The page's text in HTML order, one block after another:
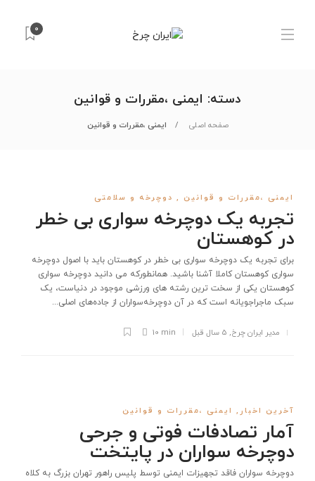
0
دسته: ایمنی ،مقررات و قوانین
صفحه اصلی ایمنی ،مقررات و قوانین
ایمنی ،مقررات و قوانین , دوچرخه و سلامتی
تجربه یک دوچرخه سواری بی خطر
در کوهستان
برای تجربه یک دوچرخه سواری بی خطر در کوهستان باید با اصول دوچرخه
سواری کوهستان کاملا آشنا باشید. همانطورکه می دانید دوچرخه سواری
کوهستان یکی از سخت ترین رشته های ورزشی موجود در دنیاست، یک
سبک ماجراجویانه است که در آن دوچرخه‌سواران از جاده‌های اصلی...
مدیر ایران چرخ, 5 سال قبل 10 min
آخرین اخبار , ایمنی ،مقررات و قوانین
آمار تصادفات فوتی و جرحی
دوچرخه سواران در پایتخت
دوچرخه سواران فاقد تجهیزات ایمنی توسط پلیس راهور تهران بزرگ به کلاه